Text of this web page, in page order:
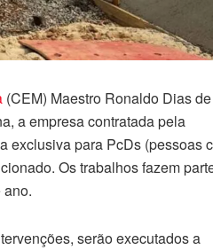
(CEM) Maestro Ronaldo Dias de
a empresa contratada pela
exclusiva para PcDs (pessoas
Os trabalhos fazem
serão executados a